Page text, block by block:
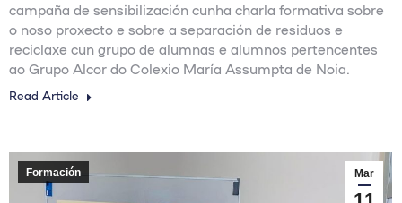
campaña de sensibilización cunha charla formativa sobre
o noso proxecto e sobre a separación de residuos e
reciclaxe cun grupo de alumnas e alumnos pertencentes
ao Grupo Alcor do Colexio María Assumpta de Noia.
Read Article
Mar
Formación